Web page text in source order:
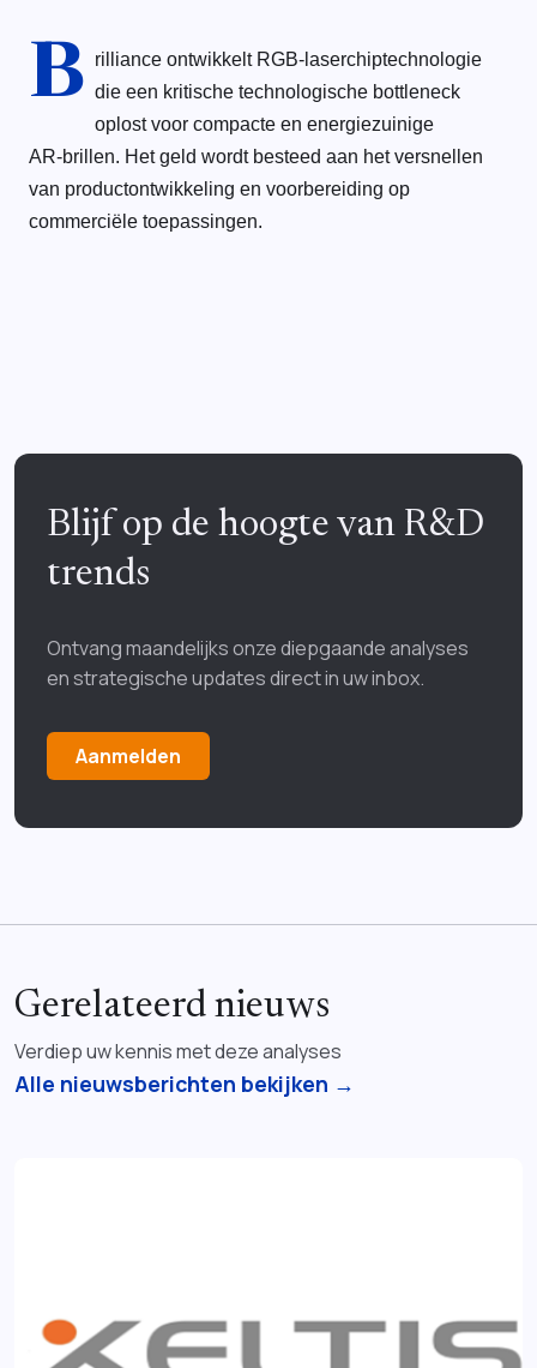
B rilliance ontwikkelt RGB‑laserchiptechnologie
die een kritische technologische bottleneck
oplost voor compacte en energiezuinige
AR‑brillen. Het geld wordt besteed aan het versnellen
van productontwikkeling en voorbereiding op
commerciële toepassingen.
Blijf op de hoogte van R&D
trends
Ontvang maandelijks onze diepgaande analyses
en strategische updates direct in uw inbox.
Aanmelden
Gerelateerd nieuws
Verdiep uw kennis met deze analyses
Alle nieuwsberichten bekijken →